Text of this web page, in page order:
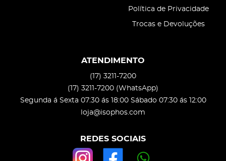
Política de Privacidade
Trocas e Devoluções
ATENDIMENTO
(17) 3211-7200
(17) 3211-7200 (WhatsApp)
Segunda á Sexta 07:30 ás 18:00 Sábado 07:30 ás 12:00
loja@isophos.com
REDES SOCIAIS